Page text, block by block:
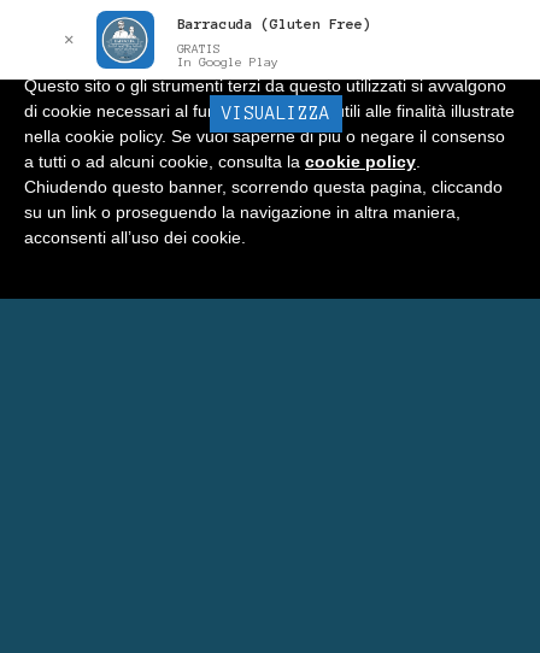
BARRACUDA Menu
Home
Negozio
✕
Barracuda (Gluten Free)
GRATIS
In Google Play
VISUALIZZA
Informativa
Questo sito o gli strumenti terzi da questo utilizzati si avvalgono
di cookie necessari al funzionamento ed utili alle finalità illustrate
nella cookie policy. Se vuoi saperne di più o negare il consenso
a tutti o ad alcuni cookie, consulta la cookie policy
Chiudendo questo banner, scorrendo questa pagina, cliccando
su un link o proseguendo la navigazione in altra maniera,
acconsenti all’uso dei cookie.